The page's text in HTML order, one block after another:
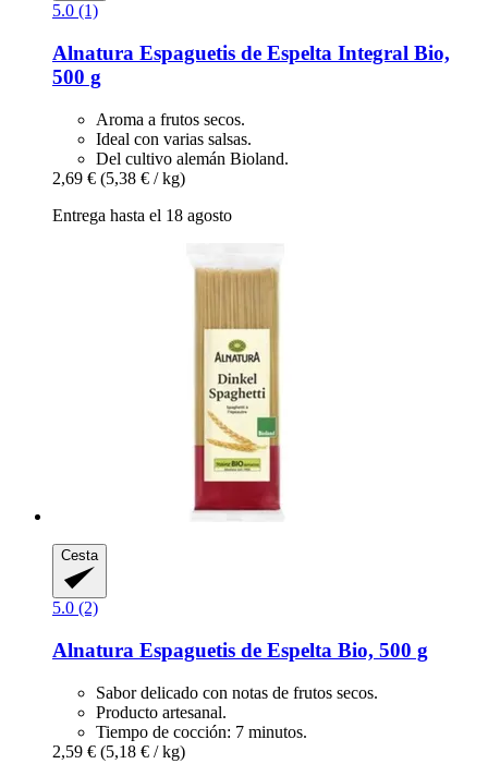
5.0 (1)
Alnatura Espaguetis de Espelta Integral Bio,
500 g
Aroma a frutos secos.
Ideal con varias salsas.
Del cultivo alemán Bioland.
2,69 € (5,38 € / kg)
Entrega hasta el 18 agosto
Cesta
5.0 (2)
Alnatura Espaguetis de Espelta Bio, 500 g
Sabor delicado con notas de frutos secos.
Producto artesanal.
Tiempo de cocción: 7 minutos.
2,59 € (5,18 € / kg)